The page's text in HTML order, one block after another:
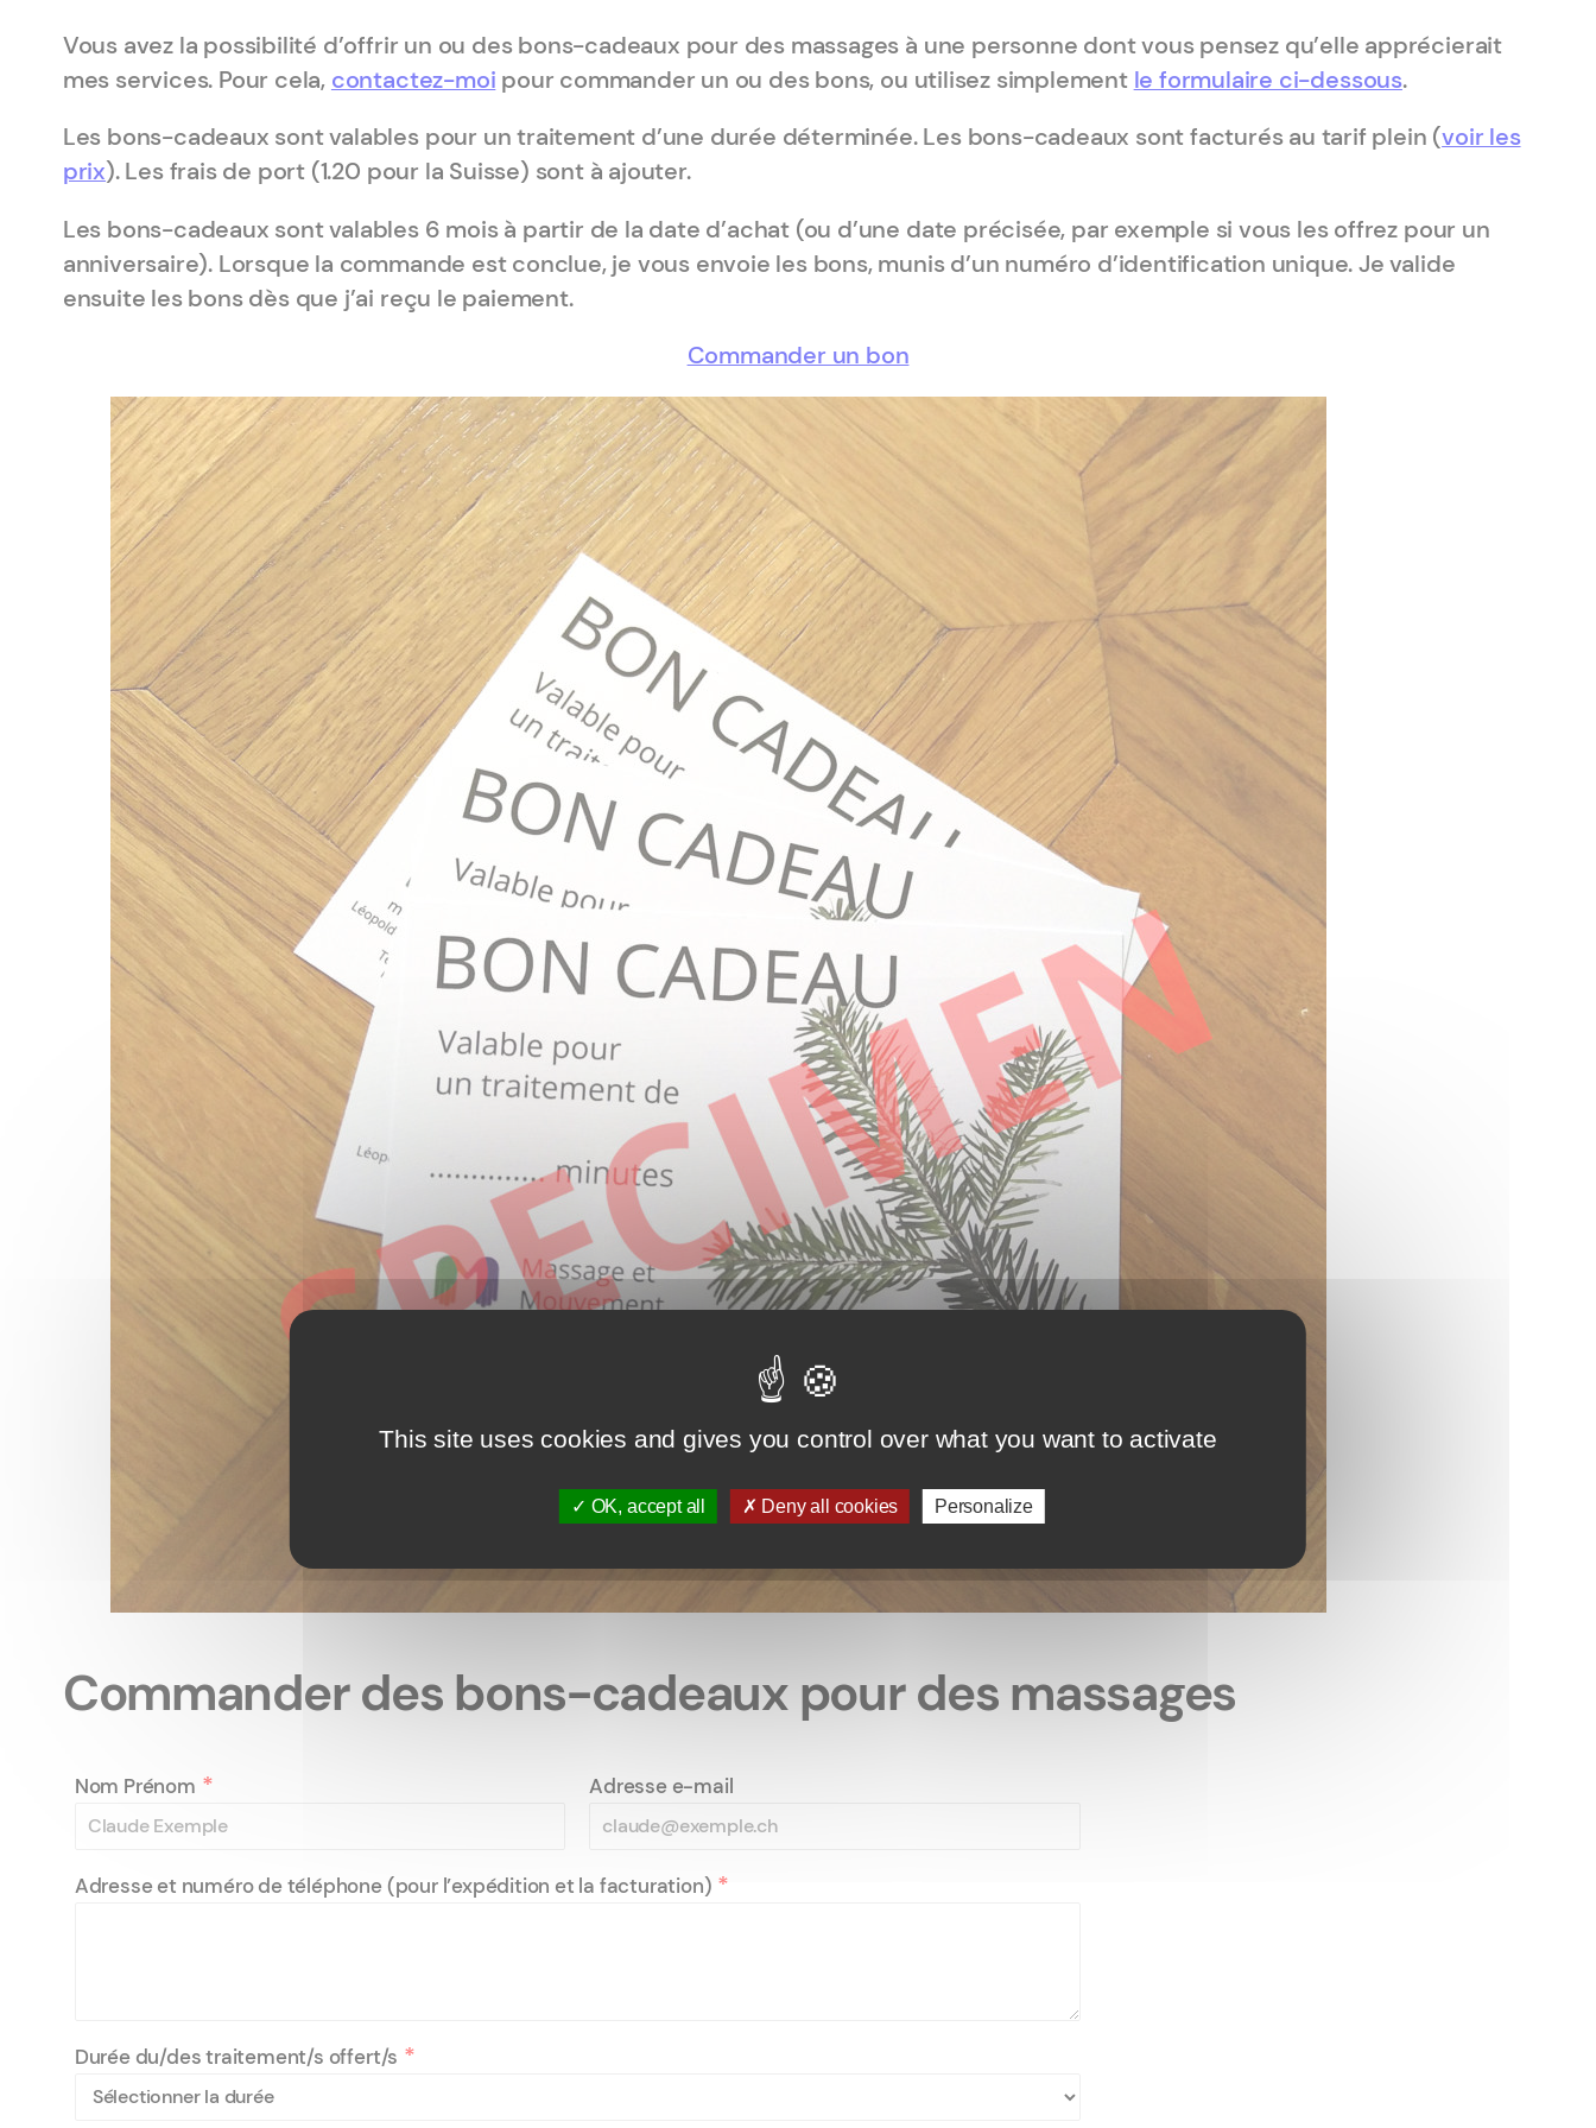
Vous avez la possibilité d’offrir un ou des bons-cadeaux pour des massages à une personne dont vous pensez qu’elle apprécierait
mes services. Pour cela, contactez-moi pour commander un ou des bons, ou utilisez simplement le formulaire ci-dessous.
Les bons-cadeaux sont valables pour un traitement d’une durée déterminée. Les bons-cadeaux sont facturés au tarif plein (voir les
prix). Les frais de port (1.20 pour la Suisse) sont à ajouter.
Les bons-cadeaux sont valables 6 mois à partir de la date d’achat (ou d’une date précisée, par exemple si vous les offrez pour un
anniversaire). Lorsque la commande est conclue, je vous envoie les bons, munis d’un numéro d’identification unique. Je valide
ensuite les bons dès que j’ai reçu le paiement.
Commander un bon
Commander des bons-cadeaux pour des massages
Nom Prénom * Adresse e-mail
Adresse et numéro de téléphone (pour l’expédition et la facturation) *
Durée du/des traitement/s offert/s *
This site uses cookies and gives you control over what you want to activate
OK, accept all Deny all cookies Personalize